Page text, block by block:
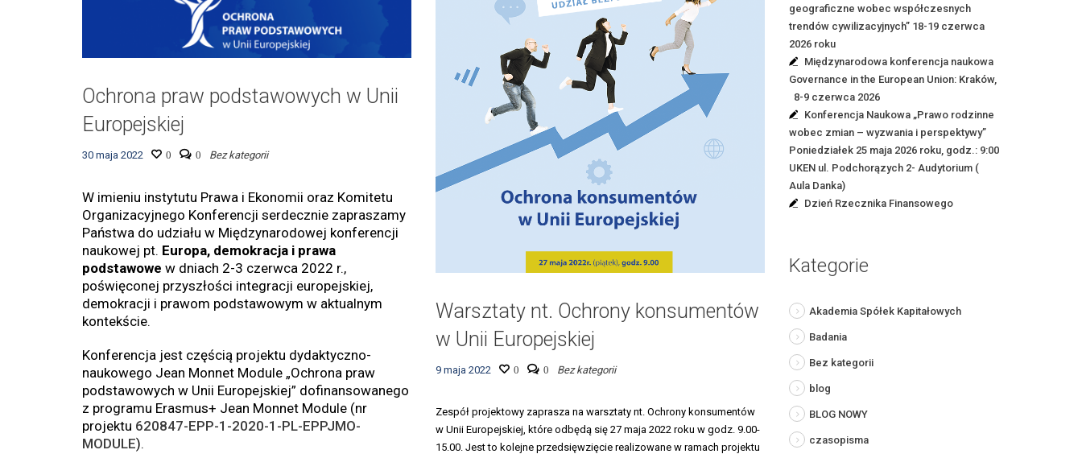
Ochrona praw podstawowych w Unii
Europejskiej
30 maja 2022 0 0 Bez kategorii
W imieniu instytutu Prawa i Ekonomii oraz Komitetu
Organizacyjnego Konferencji serdecznie zapraszamy
Państwa do udziału w Międzynarodowej konferencji
naukowej pt. Europa, demokracja i prawa
podstawowe w dniach 2-3 czerwca 2022 r.,
poświęconej przyszłości integracji europejskiej,
demokracji i prawom podstawowym w aktualnym
kontekście.
Konferencja jest częścią projektu dydaktyczno-
naukowego Jean Monnet Module „Ochrona praw
podstawowych w Unii Europejskiej” dofinansowanego
z programu Erasmus+ Jean Monnet Module (nr
projektu 620847-EPP-1-2020-1-PL-EPPJMO-
MODULE).
Warsztaty nt. Ochrony konsumentów
w Unii Europejskiej
9 maja 2022 0 0 Bez kategorii
Zespół projektowy zaprasza na warsztaty nt. Ochrony konsumentów
w Unii Europejskiej, które odbędą się 27 maja 2022 roku w godz. 9.00-
15.00. Jest to kolejne przedsięwzięcie realizowane w ramach projektu
geograficzne wobec współczesnych
trendów cywilizacyjnych” 18-19 czerwca
2026 roku
Międzynarodowa konferencja naukowa
Governance in the European Union: Kraków,
8-9 czerwca 2026
Konferencja Naukowa „Prawo rodzinne
wobec zmian – wyzwania i perspektywy”
Poniedziałek 25 maja 2026 roku, godz.: 9:00
UKEN ul. Podchorązych 2- Audytorium (
Aula Danka)
Dzień Rzecznika Finansowego
Kategorie
Akademia Spółek Kapitałowych
Badania
Bez kategorii
blog
BLOG NOWY
czasopisma